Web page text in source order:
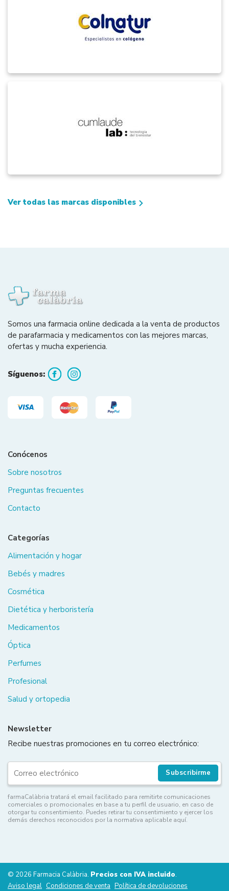
Ver todas las marcas disponibles
Somos una farmacia online dedicada a la venta de productos
de parafarmacia y medicamentos con las mejores marcas,
ofertas y mucha experiencia.
Síguenos:
Conócenos
Sobre nosotros
Preguntas frecuentes
Contacto
Categorías
Alimentación y hogar
Bebés y madres
Cosmética
Dietética y herboristería
Medicamentos
Óptica
Perfumes
Profesional
Salud y ortopedia
Newsletter
Recibe nuestras promociones en tu correo electrónico:
Subscribirme
farmaCalàbria tratará el email facilitado para remitirte comunicaciones
comerciales o promocionales en base a tu perfil de usuario, en caso de
otorgar tu consentimiento. Puedes retirar tu consentimiento y ejercer los
demás derechos reconocidos por la normativa aplicable aquí.
© 2026 Farmacia Calàbria. Precios con IVA incluido.
Aviso legal Condiciones de venta Política de devoluciones